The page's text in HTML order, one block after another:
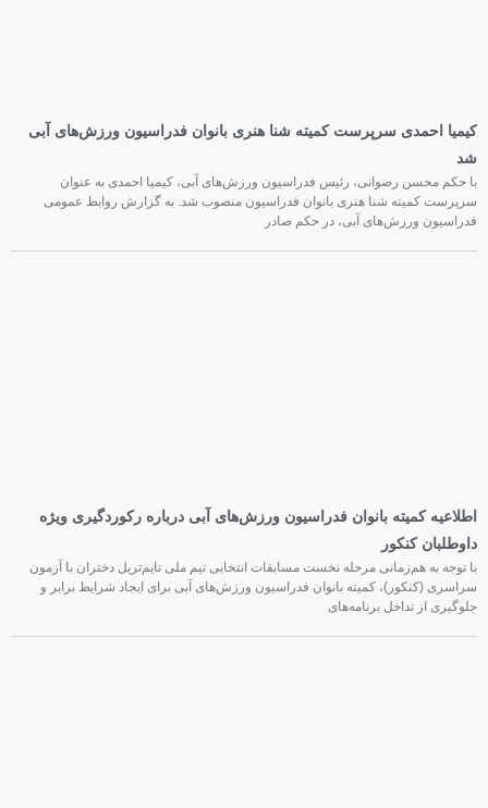
کیمیا احمدی سرپرست کمیته شنا هنری بانوان فدراسیون ورزش‌های آبی
شد
با حکم محسن رضوانی، رئیس فدراسیون ورزش‌های آبی، کیمیا احمدی به عنوان
سرپرست کمیته شنا هنری بانوان فدراسیون منصوب شد. به گزارش روابط عمومی
فدراسیون ورزش‌های آبی، در حکم صادر
اطلاعیه کمیته بانوان فدراسیون ورزش‌های آبی درباره رکوردگیری ویژه
داوطلبان کنکور
با توجه به هم‌زمانی مرحله نخست مسابقات انتخابی تیم ملی تایم‌تریل دختران با آزمون
سراسری (کنکور)، کمیته بانوان فدراسیون ورزش‌های آبی برای ایجاد شرایط برابر و
جلوگیری از تداخل برنامه‌های